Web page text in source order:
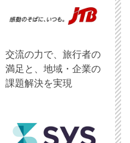
交流の力で、旅行者の
満足と、地域・企業の
課題解決を実現